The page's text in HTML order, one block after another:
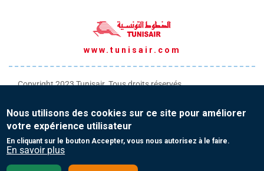
www.tunisair.com
Copyright 2023 Tunisair. Tous droits réservés
Conditions générales de Vente
Protection de vos données personnelles
Nous utilisons des cookies sur ce site pour améliorer
votre expérience utilisateur
En cliquant sur le bouton Accepter, vous nous autorisez à le faire.
En savoir plus